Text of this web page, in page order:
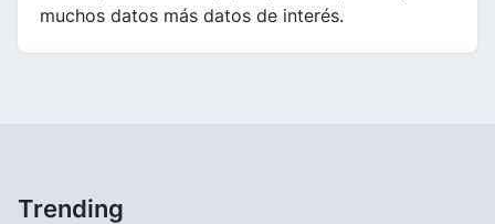
muchos datos más datos de interés.
Trending